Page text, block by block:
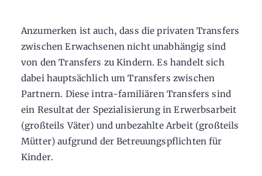
Anzumerken ist auch, dass die privaten Transfers
zwischen Erwachsenen nicht unabhängig sind
von den Transfers zu Kindern. Es handelt sich
dabei hauptsächlich um Transfers zwischen
Partnern. Diese intra-familiären Transfers sind
ein Resultat der Spezialisierung in Erwerbsarbeit
(großteils Väter) und unbezahlte Arbeit (großteils
Mütter) aufgrund der Betreuungspflichten für
Kinder.